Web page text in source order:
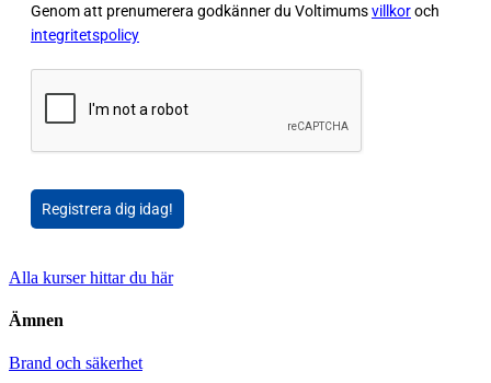
Genom att prenumerera godkänner du Voltimumsvillkoroch
integritetspolicy
Registrera dig idag!
Alla kurser hittar du här
Ämnen
Brand och säkerhet